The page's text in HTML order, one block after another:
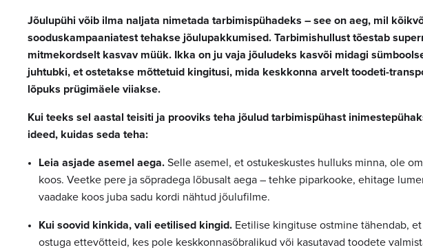
Jõulupühi võib ilma naljata nimetada tarbimispühadeks – see on aeg, mil
sooduskampaaniatest tehakse jõulupakkumised. Tarbimishullust tõestab
mitmekordselt kasvav müük. Ikka on ju vaja jõuludeks kasvõi midagi
juhtubki, et ostetakse mõttetuid kingitusi, mida keskkonna arvelt toodeti-
lõpuks prügimäele viiakse.
Kui teeks sel aastal teisiti ja prooviks teha jõulud tarbimispühast
ideed, kuidas seda teha:
Leia asjade asemel aega. Selle asemel, et ostukeskustes hulluks minna, ole
koos. Veetke pere ja sõpradega lõbusalt aega – tehke piparkooke, ehitage
vaadake koos juba sadu kordi nähtud jõulufilme.
Kui soovid kinkida, vali eetilised kingid. Eetilise kingituse ostmine tähendab,
ostuga ettevõtteid, kes pole keskkonnasõbralikud või kasutavad toodete